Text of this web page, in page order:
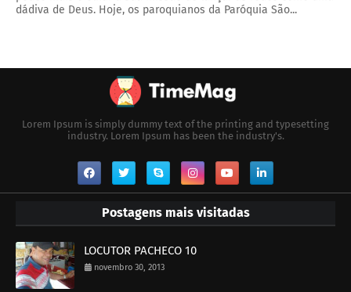
dádiva de Deus. Hoje, os paroquianos da Paróquia São...
Lorem Ipsum is simply dummy text of the printing and typesetting
industry. Lorem Ipsum has been the industry's.
Postagens mais visitadas
LOCUTOR PACHECO 10
novembro 30, 2013